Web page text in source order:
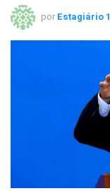
por Estagiário 1